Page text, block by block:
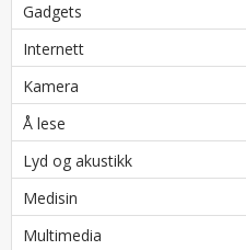
Gadgets
Internett
Kamera
Å lese
Lyd og akustikk
Medisin
Multimedia